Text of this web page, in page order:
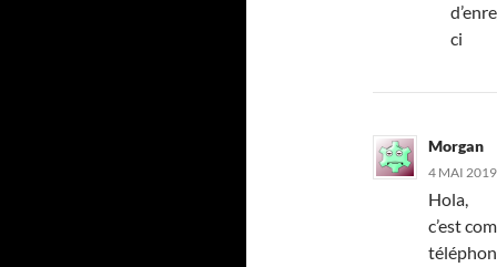
ci
Morgan
4 MAI
Hola,
c’est